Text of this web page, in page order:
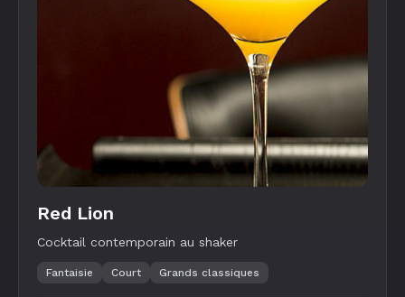
Red Lion
Cocktail contemporain au shaker
Fantaisie Court Grands classiques